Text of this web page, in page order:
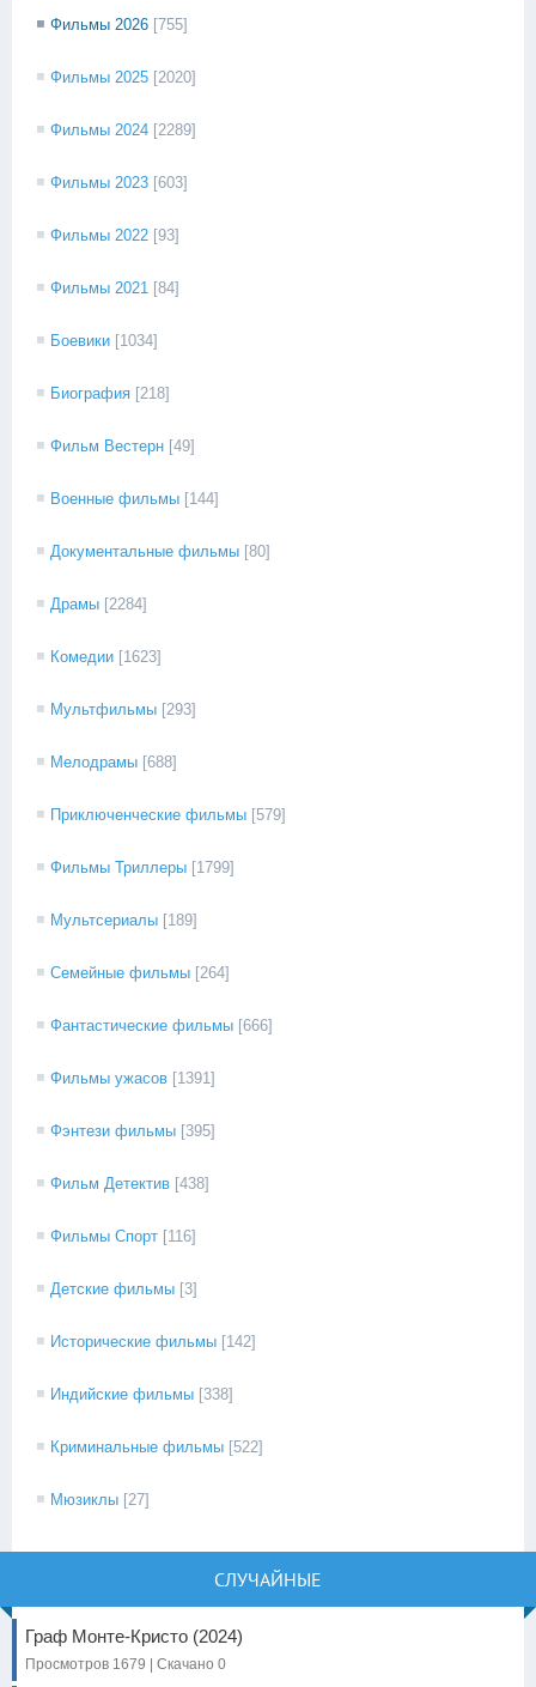
Фильмы 2026 [755]
Фильмы 2025 [2020]
Фильмы 2024 [2289]
Фильмы 2023 [603]
Фильмы 2022 [93]
Фильмы 2021 [84]
Боевики [1034]
Биография [218]
Фильм Вестерн [49]
Военные фильмы [144]
Документальные фильмы [80]
Драмы [2284]
Комедии [1623]
Мультфильмы [293]
Мелодрамы [688]
Приключенческие фильмы [579]
Фильмы Триллеры [1799]
Мультсериалы [189]
Семейные фильмы [264]
Фантастические фильмы [666]
Фильмы ужасов [1391]
Фэнтези фильмы [395]
Фильм Детектив [438]
Фильмы Спорт [116]
Детские фильмы [3]
Исторические фильмы [142]
Индийские фильмы [338]
Криминальные фильмы [522]
Мюзиклы [27]
СЛУЧАЙНЫЕ
Граф Монте-Кристо (2024)
Просмотров 1679 | Скачано 0